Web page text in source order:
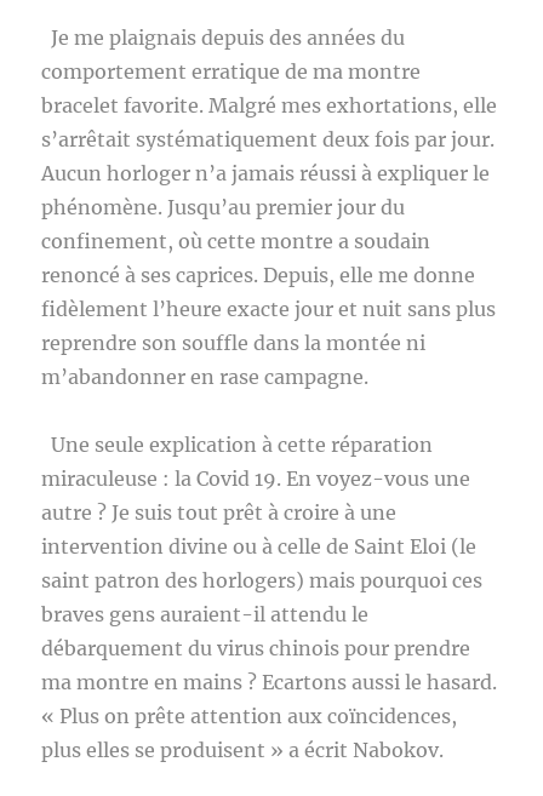
Je me plaignais depuis des années du
comportement erratique de ma montre
bracelet favorite. Malgré mes exhortations, elle
s’arrêtait systématiquement deux fois par jour.
Aucun horloger n’a jamais réussi à expliquer le
phénomène. Jusqu’au premier jour du
confinement, où cette montre a soudain
renoncé à ses caprices. Depuis, elle me donne
fidèlement l’heure exacte jour et nuit sans plus
reprendre son souffle dans la montée ni
m’abandonner en rase campagne.
Une seule explication à cette réparation
miraculeuse : la Covid 19. En voyez-vous une
autre ? Je suis tout prêt à croire à une
intervention divine ou à celle de Saint Eloi (le
saint patron des horlogers) mais pourquoi ces
braves gens auraient-il attendu le
débarquement du virus chinois pour prendre
ma montre en mains ? Ecartons aussi le hasard.
« Plus on prête attention aux coïncidences,
plus elles se produisent » a écrit Nabokov.